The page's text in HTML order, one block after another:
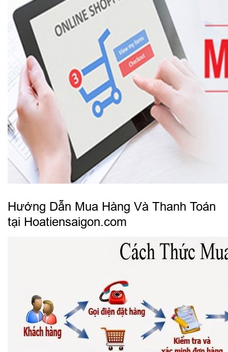
Hướng Dẫn Mua Hàng Và Thanh Toán
tại Hoatiensaigon.com